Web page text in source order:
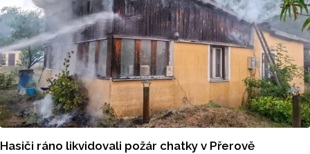
Hasiči ráno likvidovali požár chatky v Přerově